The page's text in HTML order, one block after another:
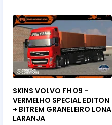
SKINS VOLVO FH 09 -
VERMELHO SPECIAL EDITON
+ BITREM GRANELEIRO LONA
LARANJA